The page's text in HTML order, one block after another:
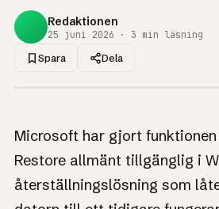
Redaktionen
25 juni 2026 · 3 min läsning
Spara Dela
Windows 11 får
ångra-knapp på
systemnivå
Microsoft har gjort
Restore allmänt tillgänglig i
återställningslösning som